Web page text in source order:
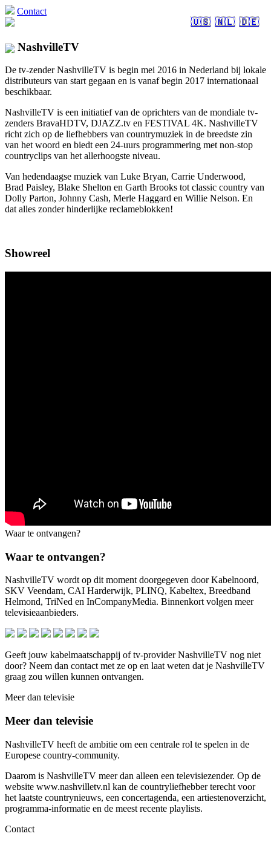
Contact
🇺🇸 🇳🇱 🇩🇪
NashvilleTV
De tv-zender NashvilleTV is begin mei 2016 in Nederland bij lokale
distributeurs van start gegaan en is vanaf begin 2017 internationaal
beschikbaar.
NashvilleTV is een initiatief van de oprichters van de mondiale tv-
zenders BravaHDTV, DJAZZ.tv en FESTIVAL 4K. NashvilleTV
richt zich op de liefhebbers van countrymuziek in de breedste zin
van het woord en biedt een 24-uurs programmering met non-stop
countryclips van het allerhoogste niveau.
Van hedendaagse muziek van Luke Bryan, Carrie Underwood,
Brad Paisley, Blake Shelton en Garth Brooks tot classic country van
Dolly Parton, Johnny Cash, Merle Haggard en Willie Nelson. En
dat alles zonder hinderlijke reclameblokken!
Showreel
Waar te ontvangen?
Waar te ontvangen?
NashvilleTV wordt op dit moment doorgegeven door Kabelnoord,
SKV Veendam, CAI Harderwijk, PLINQ, Kabeltex, Breedband
Helmond, TriNed en InCompanyMedia. Binnenkort volgen meer
televisieaanbieders.
Geeft jouw kabelmaatschappij of tv-provider NashvilleTV nog niet
door? Neem dan contact met ze op en laat weten dat je NashvilleTV
graag zou willen kunnen ontvangen.
Meer dan televisie
Meer dan televisie
NashvilleTV heeft de ambitie om een centrale rol te spelen in de
Europese country-community.
Daarom is NashvilleTV meer dan alleen een televisiezender. Op de
website www.nashvilletv.nl kan de countryliefhebber terecht voor
het laatste countrynieuws, een concertagenda, een artiestenoverzicht,
programma-informatie en de meest recente playlists.
Contact